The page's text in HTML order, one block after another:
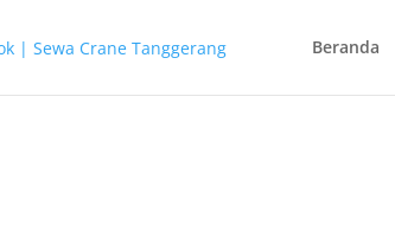
Beranda